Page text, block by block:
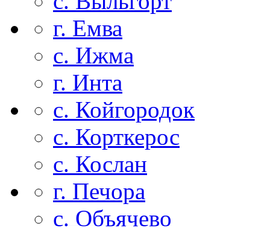
г. Емва
с. Ижма
г. Инта
с. Койгородок
с. Корткерос
с. Кослан
г. Печора
с. Объячево